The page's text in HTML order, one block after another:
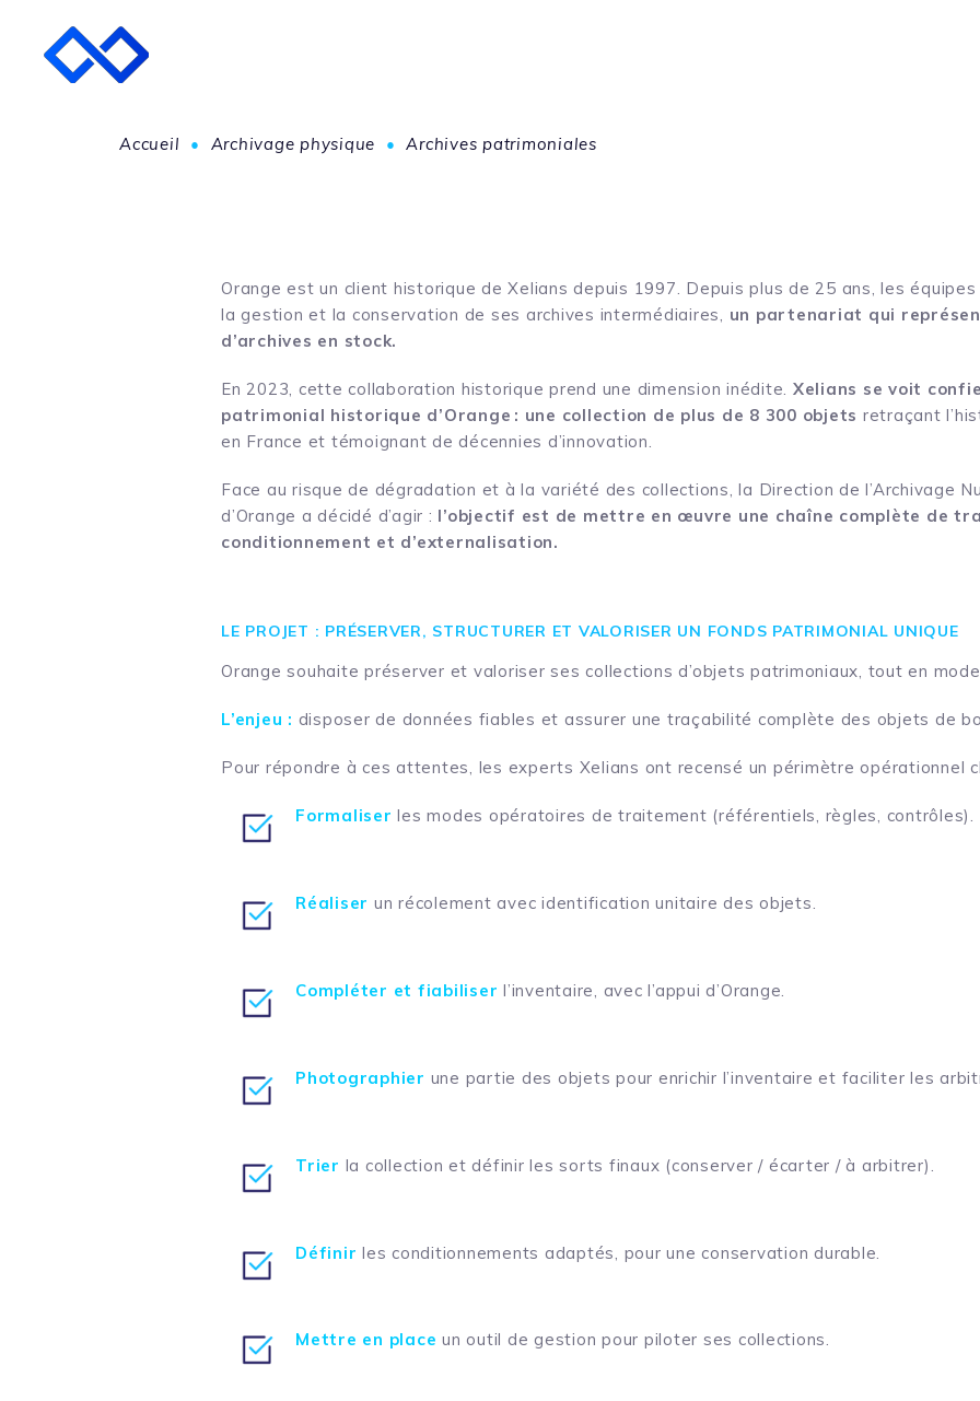
Accueil • Archivage physique • Archives patrimoniales
Orange est un client historique de Xelians depuis 1997. Depuis plus de 25 ans, les
la gestion et la conservation de ses archives intermédiaires, un partenariat qui
d’archives en stock.
En 2023, cette collaboration historique prend une dimension inédite. Xelians se voit
patrimonial historique d’Orange : une collection de plus de 8 300 objets retraçant
en France et témoignant de décennies d’innovation.
Face au risque de dégradation et à la variété des collections, la Direction de l’Archivage
d’Orange a décidé d’agir : l’objectif est de mettre en œuvre une chaîne complète de
conditionnement et d’externalisation.
LE PROJET : PRÉSERVER, STRUCTURER ET VALORISER UN FONDS PATRIMONIAL UNIQUE
Orange souhaite préserver et valoriser ses collections d’objets patrimoniaux, tout en
L’enjeu : disposer de données fiables et assurer une traçabilité complète des objets de
Pour répondre à ces attentes, les experts Xelians ont recensé un périmètre opérationnel
Formaliser les modes opératoires de traitement (référentiels, règles, contrôles).
Réaliser un récolement avec identification unitaire des objets.
Compléter et fiabiliser l’inventaire, avec l’appui d’Orange.
Photographier une partie des objets pour enrichir l’inventaire et faciliter les
Trier la collection et définir les sorts finaux (conserver / écarter / à arbitrer).
Définir les conditionnements adaptés, pour une conservation durable.
Mettre en place un outil de gestion pour piloter ses collections.